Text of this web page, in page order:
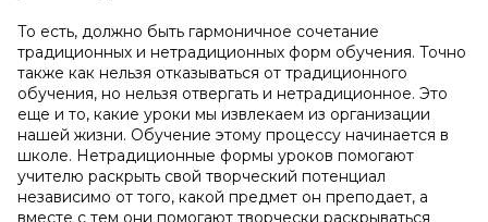
То есть, должно быть гармоничное сочетание
традиционных и нетрадиционных форм обучения. Точно
также как нельзя отказываться от традиционного
обучения, но нельзя отвергать и нетрадиционное. Это
еще и то, какие уроки мы извлекаем из организации
нашей жизни. Обучение этому процессу начинается в
школе. Нетрадиционные формы уроков помогают
учителю раскрыть свой творческий потенциал
независимо от того, какой предмет он преподает, а
вместе с тем они помогают творчески раскрываться